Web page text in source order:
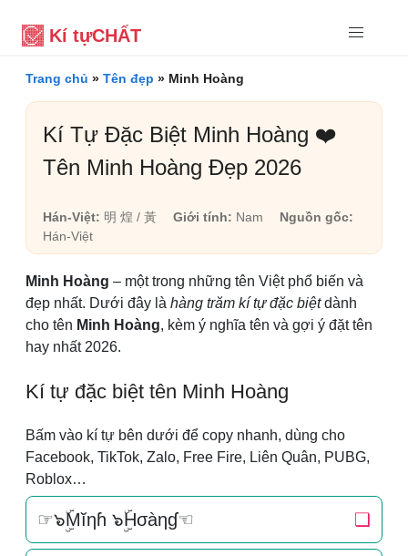
Kí tựCHẤT
Trang chủ » Tên đẹp » Minh Hoàng
Kí Tự Đặc Biệt Minh Hoàng ❤️
Tên Minh Hoàng Đẹp 2026
Hán-Việt: 明 煌 / 黃 Giới tính: Nam
Nguồn gốc:
Hán-Việt
Minh Hoàng – một trong những tên Việt phổ biến và
đẹp nhất. Dưới đây là hàng trăm kí tự đặc biệtdành
cho tên Minh Hoàng, kèm ý nghĩa tên và gợi ý đặt tên
hay nhất 2026.
Kí tự đặc biệt tên Minh Hoàng
Bấm vào kí tự bên dưới để copy nhanh, dùng cho
Facebook, TikTok, Zalo, Free Fire, Liên Quân, PUBG,
Roblox…
☞๖ۣۜMĭηɦ ๖ۣۜHσàηɠ☜ ❏